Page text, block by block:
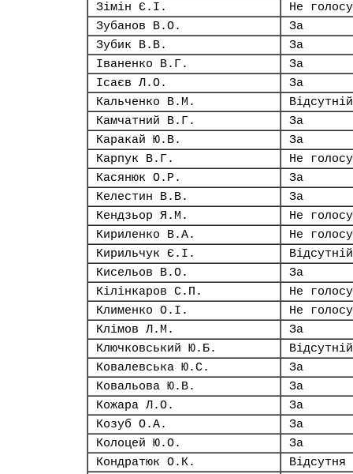
Зімін Є.І.
Не
Зубанов В.О.
За
Зубик В.В.
За
Іваненко В.Г.
За
Ісаєв Л.О.
За
Кальченко В.М.
Відсутній
Камчатний В.Г.
За
Каракай Ю.В.
За
Карпук В.Г.
Не
Касянюк О.Р.
За
Келестин В.В.
За
Кендзьор Я.М.
Не
Кириленко В.А.
Не
Кирильчук Є.І.
Відсутній
Кисельов В.О.
За
Кілінкаров С.П.
Не
Клименко О.І.
Не
Клімов Л.М.
За
Ключковський Ю.Б.
Відсутній
Ковалевська Ю.С.
За
Ковальова Ю.В.
За
Кожара Л.О.
За
Козуб О.А.
За
Колоцей Ю.О.
За
Кондратюк О.К.
Відсутня